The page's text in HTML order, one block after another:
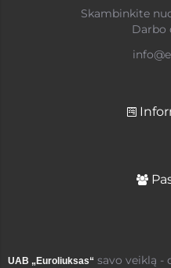
Skambinkite
Darbo
UAB „Euroliuksas“ savo veiklą -